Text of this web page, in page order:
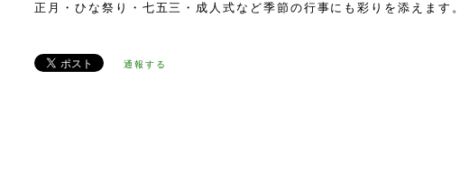
正月・ひな祭り・七五三・成人式など季節の行事にも彩りを添えます。
通報する